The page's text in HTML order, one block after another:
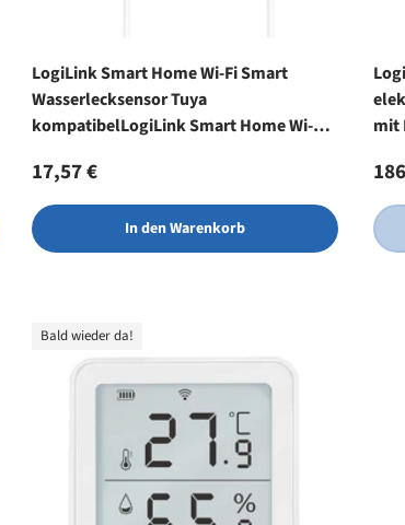
LogiLink Smart Home Wi-Fi Smart
Wasserlecksensor Tuya
kompatibelLogiLink Smart Home Wi-Fi
kompatibel
Normaler Preis
17,57 €
In den Warenkorb
mit
Bald wieder da!